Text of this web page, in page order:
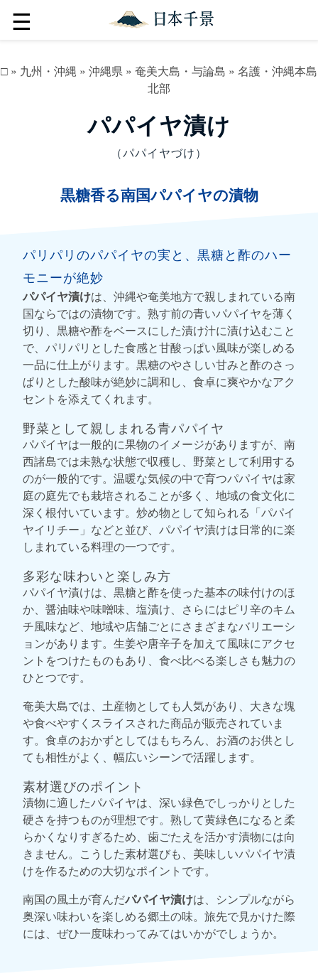
☰
□ » 九州・沖縄 » 沖縄県 » 奄美大島・与論島 » 名護・沖縄本島
北部
パパイヤ漬け
（パパイヤづけ）
黒糖香る南国パパイヤの漬物
パリパリのパパイヤの実と、黒糖と酢のハー
モニーが絶妙
パパイヤ漬けは、沖縄や奄美地方で親しまれている南
国ならではの漬物です。熟す前の青いパパイヤを薄く
切り、黒糖や酢をベースにした漬け汁に漬け込むこと
で、パリパリとした食感と甘酸っぱい風味が楽しめる
一品に仕上がります。黒糖のやさしい甘みと酢のさっ
ぱりとした酸味が絶妙に調和し、食卓に爽やかなアク
セントを添えてくれます。
野菜として親しまれる青パパイヤ
パパイヤは一般的に果物のイメージがありますが、南
西諸島では未熟な状態で収穫し、野菜として利用する
のが一般的です。温暖な気候の中で育つパパイヤは家
庭の庭先でも栽培されることが多く、地域の食文化に
深く根付いています。炒め物として知られる「パパイ
ヤイリチー」などと並び、パパイヤ漬けは日常的に楽
しまれている料理の一つです。
多彩な味わいと楽しみ方
パパイヤ漬けは、黒糖と酢を使った基本の味付けのほ
か、醤油味や味噌味、塩漬け、さらにはピリ辛のキム
チ風味など、地域や店舗ごとにさまざまなバリエーシ
ョンがあります。生姜や唐辛子を加えて風味にアクセ
ントをつけたものもあり、食べ比べる楽しさも魅力の
ひとつです。
奄美大島では、土産物としても人気があり、大きな塊
や食べやすくスライスされた商品が販売されていま
す。食卓のおかずとしてはもちろん、お酒のお供とし
ても相性がよく、幅広いシーンで活躍します。
素材選びのポイント
漬物に適したパパイヤは、深い緑色でしっかりとした
硬さを持つものが理想です。熟して黄緑色になると柔
らかくなりすぎるため、歯ごたえを活かす漬物には向
きません。こうした素材選びも、美味しいパパイヤ漬
けを作るための大切なポイントです。
南国の風土が育んだパパイヤ漬けは、シンプルながら
奥深い味わいを楽しめる郷土の味。旅先で見かけた際
には、ぜひ一度味わってみてはいかがでしょうか。